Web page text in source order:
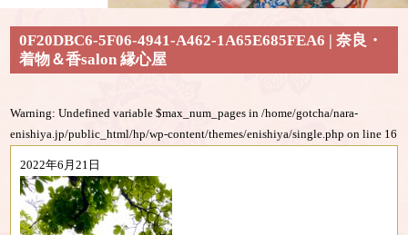
0F20DBC6-5F06-4941-A462-1A65E685FEA6 | 奈良・
着物＆香salon 縁心屋
Warning: Undefined variable $max_num_pages in/home/gotcha/nara-
enishiya.jp/public_html/hp/wp-content/themes/enishiya/single.php on line 16
2022年6月21日